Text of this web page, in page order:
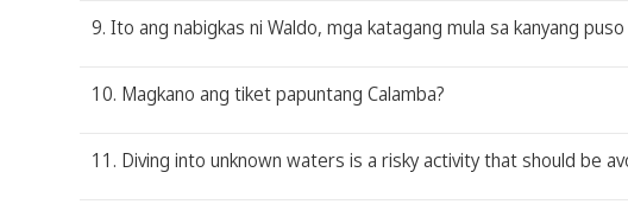
9. Ito ang nabigkas ni Waldo, mga katagang mula sa kanyang
10. Magkano ang tiket papuntang Calamba?
11. Diving into unknown waters is a risky activity that should be